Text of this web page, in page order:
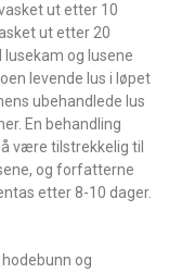
ut etter 10
ut etter 20
og lusene
levende lus i løpet
ubehandlede lus
En behandling
være tilstrekkelig til
og forfatterne
etter 8-10 dager.
hodebunn og